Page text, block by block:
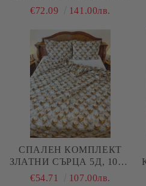
ПАМУК/ 5Д, РАНФОРС, 5
€72.09 141.00лв.
СПАЛЕН КОМПЛЕКТ
ЗЛАТНИ СЪРЦА 5Д, 100%
ПАМУК/ 5Д, РАНФОРС, 4
€54.71 107.00лв.